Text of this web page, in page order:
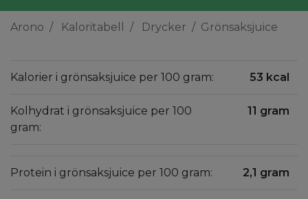
Arono Kaloritabell Drycker Grönsaksjuice
Kalorier i grönsaksjuice per 100 gram: 53 kcal
Kolhydrat i grönsaksjuice per 100
gram:
11 gram
Protein i grönsaksjuice per 100 gram: 2,1 gram